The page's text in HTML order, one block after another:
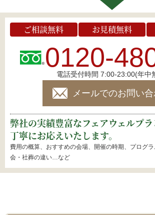
ご相談無料 お見積無料
0120-
電話受付時間 7:00-23:00(年中
メールでのお問い
弊社の実績豊富なフェアウェルプ
丁寧にお応えいたします。
費用の概算、おすすめの会場、開催の時期、プログ
会・社葬の違い…など